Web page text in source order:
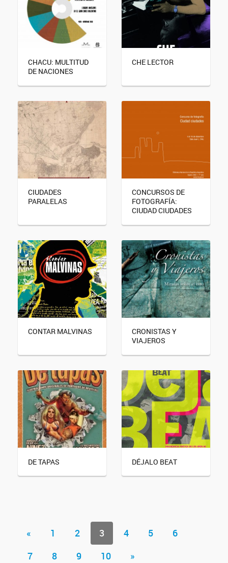
CHACU: MULTITUD
DE NACIONES
CHE LECTOR
CIUDADES
PARALELAS
CONCURSOS DE
FOTOGRAFÍA:
CIUDAD CIUDADES
CONTAR MALVINAS
CRONISTAS Y
VIAJEROS
DE TAPAS DÉJALO BEAT
« 1 2 3 4 5
6
7
8 9 10 »